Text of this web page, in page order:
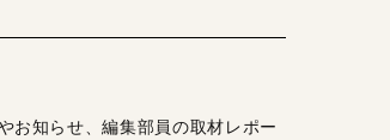
お知らせ、編集部員の取材レポー